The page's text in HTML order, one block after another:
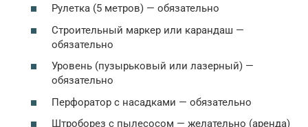
Рулетка (5 метров) — обязательно
Строительный маркер или карандаш —
обязательно
Уровень (пузырьковый или лазерный) —
обязательно
Перфоратор с насадками — обязательно
Штроборез с пылесосом — желательно (аренда)